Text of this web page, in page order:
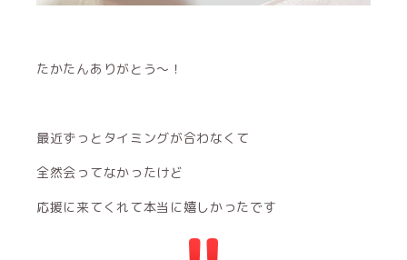
たかたんありがとう～！
最近ずっとタイミングが合わなくて
全然会ってなかったけど
応援に来てくれて本当に嬉しかったです